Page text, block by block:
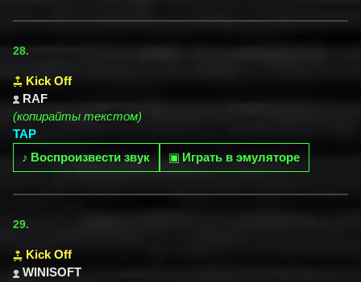
28.
Kick Off
RAF
(копирайты текстом)
TAP
♪ Воспроизвести звук ▣ Играть в эмуляторе
29.
Kick Off
WINISOFT